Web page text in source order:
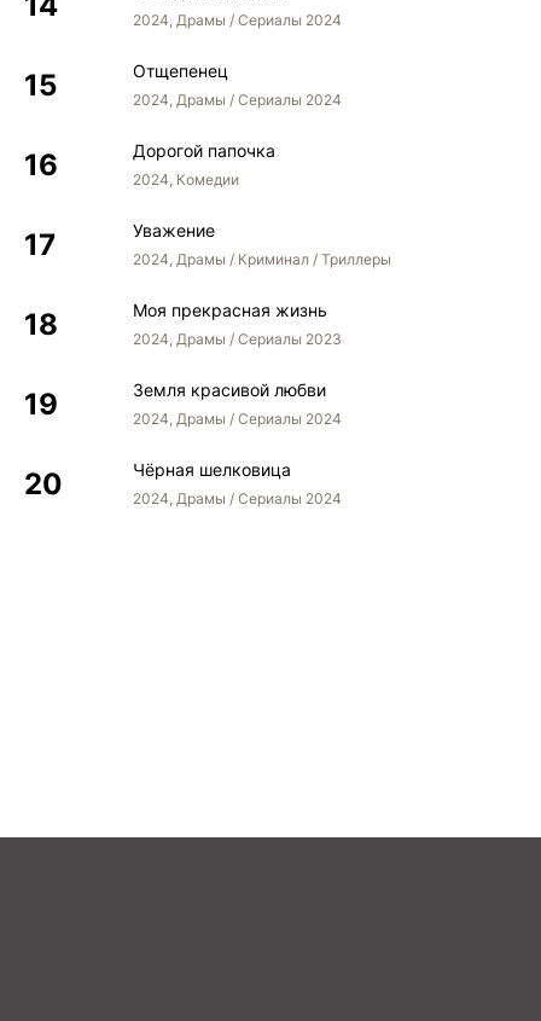
2024, Драмы / Сериалы 2024
Отщепенец
2024, Драмы / Сериалы 2024
Дорогой папочка
2024, Комедии
Уважение
2024, Драмы / Криминал / Триллеры
Моя прекрасная жизнь
2024, Драмы / Сериалы 2023
Земля красивой любви
2024, Драмы / Сериалы 2024
Чёрная шелковица
2024, Драмы / Сериалы 2024